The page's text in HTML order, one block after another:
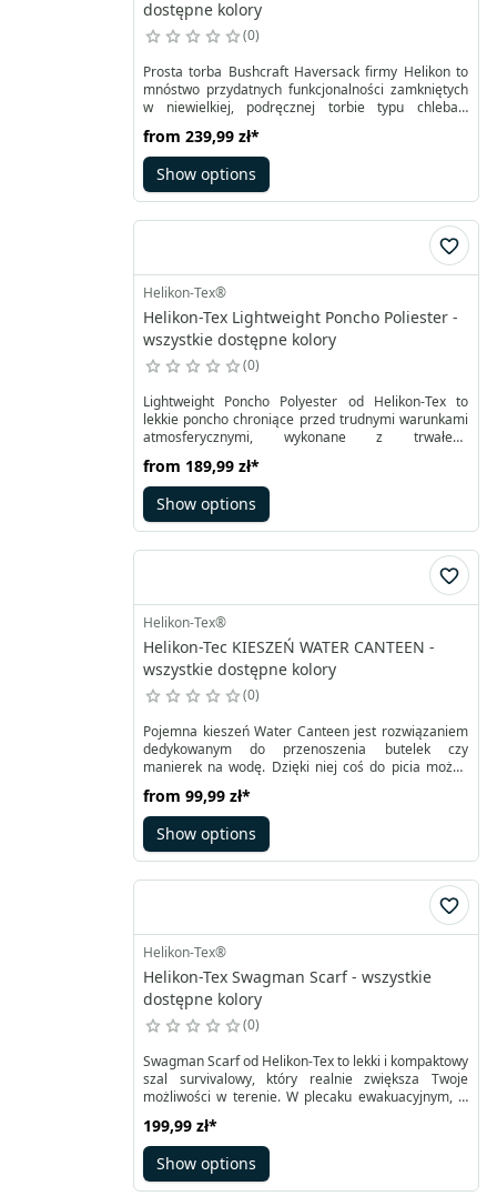
dostępne kolory
0
Prosta torba Bushcraft Haversack firmy Helikon to
mnóstwo przydatnych funkcjonalności zamkniętych
w niewielkiej, podręcznej torbie typu chlebak.
Cordura® 500D dostępnego w zróżnicowanej
kolorystyce. W komorze, kieszeniach i uchwytach
pomieści nie tylko racje żywnościowe, wodę, ale
także potrzebne oporządzenie. Ma wygodny uchwyt
from 239,99 zł*
Show options
Helikon-Tex®
Helikon-Tex Lightweight Poncho Poliester -
wszystkie dostępne kolory
0
Lightweight Poncho Polyester od Helikon-Tex to
lekkie poncho chroniące przed trudnymi warunkami
atmosferycznymi, wykonane z trwałego
funkcję peleryny przeciwdeszczowej lub awaryjnego
schronienia. Jest to lżejsza i udoskonalona wersja
kultowego Poncho U.S. Model, z którego usunięto
zbędne elementy, pozostawiając tylko te najbardziej
from 189,99 zł*
Show options
Helikon-Tex®
Helikon-Tec KIESZEŃ WATER CANTEEN -
wszystkie dostępne kolory
0
Pojemna kieszeń Water Canteen jest rozwiązaniem
dedykowanym do przenoszenia butelek czy
manierek na wodę. Dzięki niej coś do picia można
Zmieści na przykład litrową butelkę TRITAN™
BOTTLE WIDE MOUTH wraz z kubkiem. Kieszeń jest
uszyta z materiału Cordura®️ 500D i zapinana na
klamrę Woojin.
from 99,99 zł*
Show options
Helikon-Tex®
Helikon-Tex Swagman Scarf - wszystkie
dostępne kolory
0
Swagman Scarf od Helikon-Tex to lekki i kompaktowy
szal survivalowy, który realnie zwiększa Twoje
możliwości w terenie. W plecaku ewakuacyjnym, w
niewiele miejsca, a jednocześnie zapewnia duży
margines bezpieczeństwa. Doskonale sprawdza się
także w działaniach służb ratunkowych, gdzie liczy
się szybkość, funkcjonalność i niezawodność
199,99 zł*
Show options